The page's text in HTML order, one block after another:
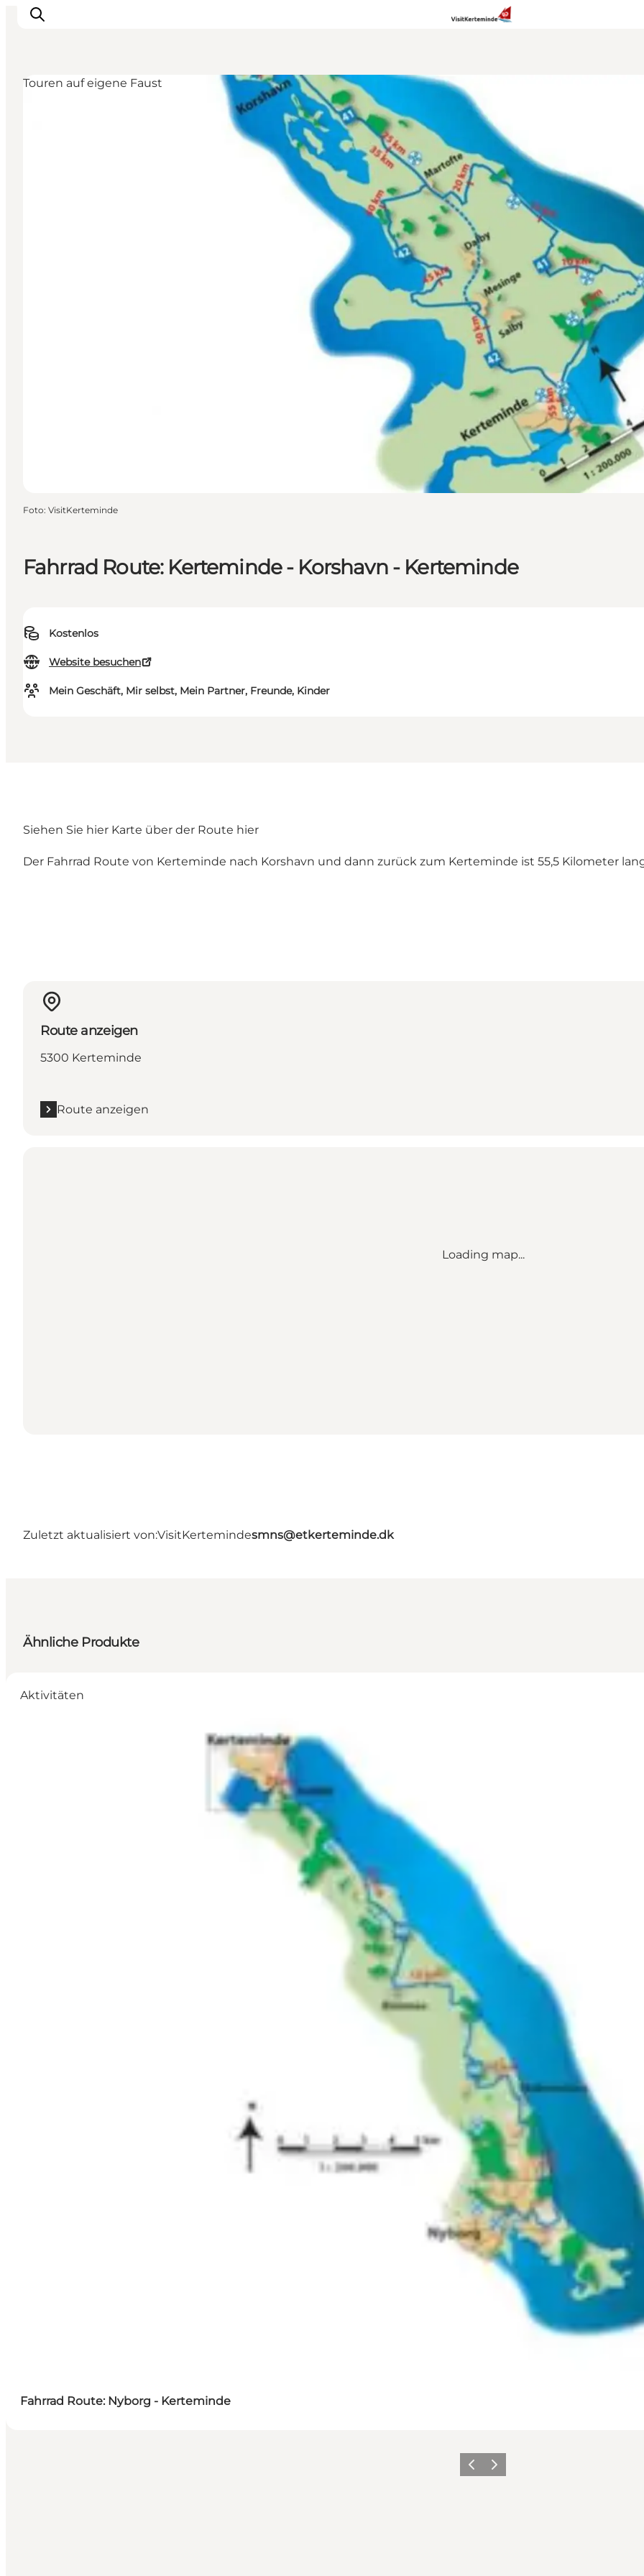
Fahrrad Route: Kerteminde - Korshavn - Kerteminde
Kostenlos
Website besuchen
Mein Geschäft, Mir selbst, Mein Partner, Freunde, Kinder
Touren auf eigene Faust
Foto: VisitKerteminde
Siehen Sie hier Karte über der Route hier
Der Fahrrad Route von Kerteminde nach Korshavn und dann zurück zum Kerteminde ist 55,5 Kilometer
Route anzeigen
5300 Kerteminde
Route anzeigen
Loading map...
Zuletzt aktualisiert von:VisitKertemindesmns@etkerteminde.dk
Ähnliche Produkte
Aktivitäten
Fahrrad Route: Nyborg - Kerteminde
ZurückWeiter